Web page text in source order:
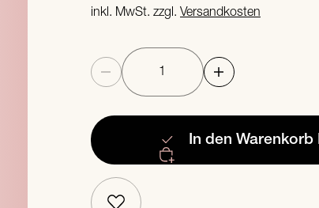
inkl. MwSt. zzgl. Versandkosten
Anzahl
In den Warenkorb